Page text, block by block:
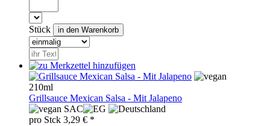
Stück
210ml
Grillsauce Mexican Salsa - Mit Jalapeno
SAC
pro Stck 3,29 € *